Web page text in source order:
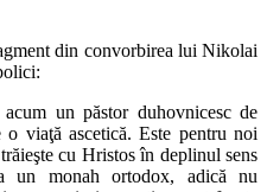
din convorbirea lui Nikolai
un păstor duhovnicesc de
viaţă ascetică. Este pentru noi
cu Hristos în deplinul sens
un monah ortodox, adică nu